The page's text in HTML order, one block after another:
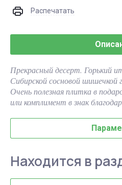
Распечатать
Прекрасный десерт. Горький
Сибирской сосновой шишечкой
Очень полезная плитка в
или комплимент в знак
Находится в